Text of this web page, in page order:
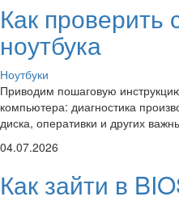
Как проверить
ноутбука
Ноутбуки
Приводим пошаговую
компьютера: диагностика
диска, оперативки и других
04.07.2026
Как зайти в